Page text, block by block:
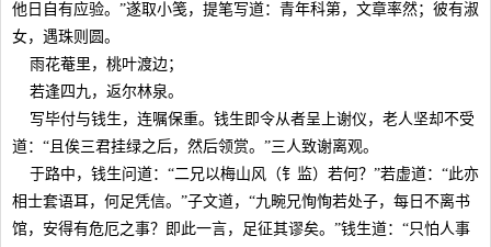
他日自有应验。”遂取小笺，提笔写道：青年科第，文章率然；彼有淑
女，遇珠则圆。
雨花菴里，桃叶渡边；
若逢四九，返尔林泉。
写毕付与钱生，连嘱保重。钱生即令从者呈上谢仪，老人坚却不受
道：“且俟三君挂绿之后，然后领赏。”三人致谢离观。
于路中，钱生问道：“二兄以梅山风（钅监）若何？”若虚道：“此亦
相士套语耳，何足凭信。”子文道，“九畹兄恂恂若处子，每日不离书
馆，安得有危厄之事？即此一言，足征其谬矣。”钱生道：“只怕人事